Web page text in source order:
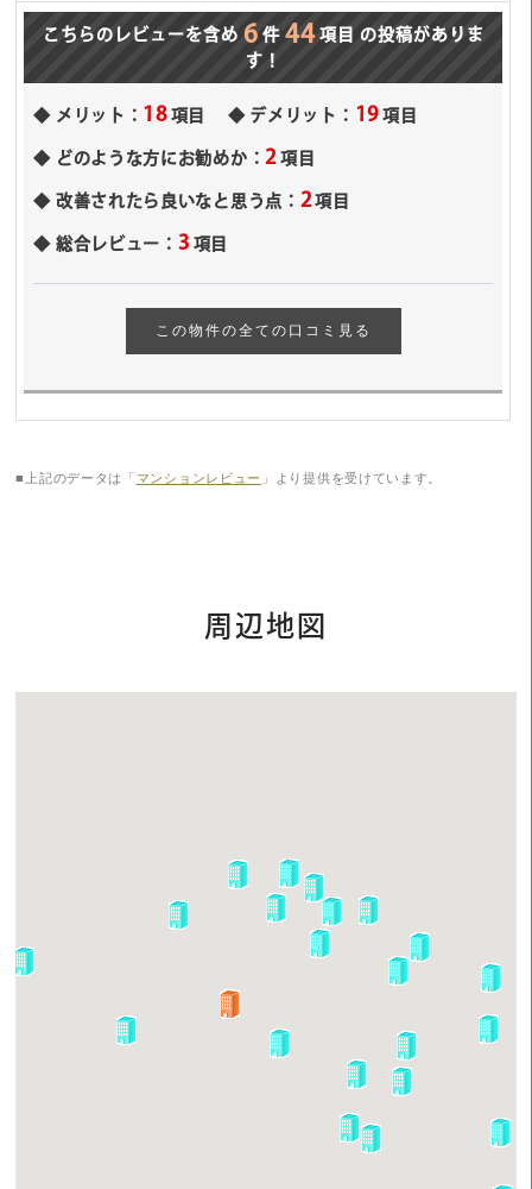
こちらのレビューを含め 6 件 44 項目
の投稿がありま
す！
メリット： 18 項目 デメリット： 19 項目
どのような方にお勧めか：2 項目
改善されたら良いなと思う点： 2項目
総合レビュー： 3 項目
この物件の全ての口コミ見る
■上記のデータは「 マンションレビュー 」より提供を受けています。
周辺地図